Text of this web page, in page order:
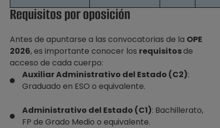
Requisitos por oposición
Antes de apuntarse a las convocatorias de la OPE
2026, es importante conocer los requisitosde
acceso de cada cuerpo:
Auxiliar Administrativo del Estado (C2):
Graduado en ESO o equivalente.
Administrativo del Estado (C1): Bachillerato,
FP de Grado Medio o equivalente.